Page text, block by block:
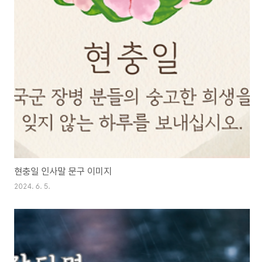
현충일 인사말 문구 이미지
2024. 6. 5.